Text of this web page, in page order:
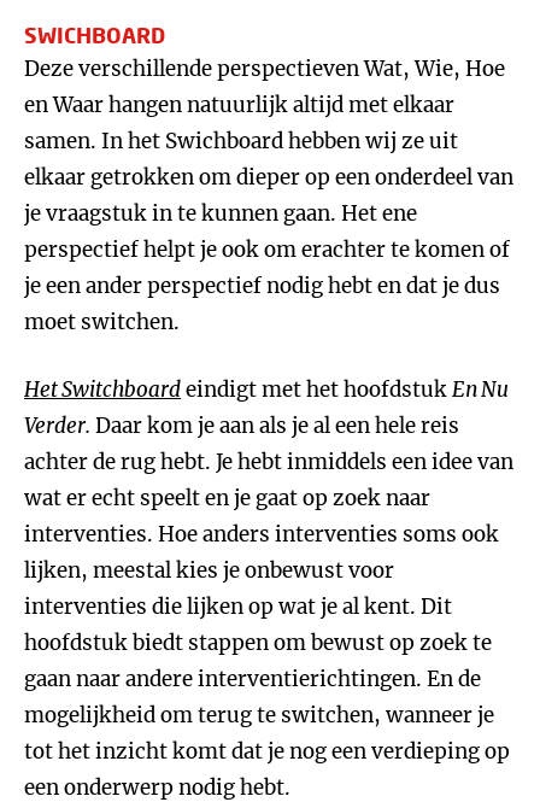
SWICHBOARD
Deze verschillende perspectieven Wat, Wie, Hoe
en Waar hangen natuurlijk altijd met elkaar
samen. In het Swichboard hebben wij ze uit
elkaar getrokken om dieper op een onderdeel van
je vraagstuk in te kunnen gaan. Het ene
perspectief helpt je ook om erachter te komen of
je een ander perspectief nodig hebt en dat je dus
moet switchen.
Het Switchboardeindigt met het hoofdstukEn Nu
Verder. Daar kom je aan als je al een hele reis
achter de rug hebt. Je hebt inmiddels een idee van
wat er echt speelt en je gaat op zoek naar
interventies. Hoe anders interventies soms ook
lijken, meestal kies je onbewust voor
interventies die lijken op wat je al kent. Dit
hoofdstuk biedt stappen om bewust op zoek te
gaan naar andere interventierichtingen. En de
mogelijkheid om terug te switchen, wanneer je
tot het inzicht komt dat je nog een verdieping op
een onderwerp nodig hebt.